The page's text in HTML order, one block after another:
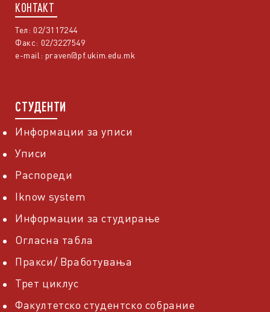
КОНТАКТ
Тел: 02/3117244
Факс: 02/3227549
e-mail: praven@pf.ukim.edu.mk
СТУДЕНТИ
Информации за уписи
Уписи
Распореди
Iknow system
Информации за студирање
Огласна табла
Пракси/ Вработувања
Трет циклус
Факултетско студентско собрание